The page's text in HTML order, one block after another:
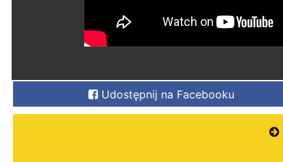
Udostępnij na Facebooku